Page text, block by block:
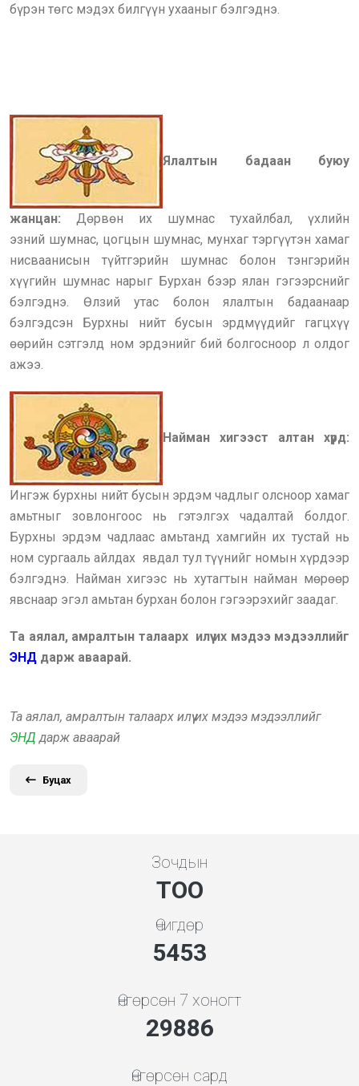
бүрэн төгс мэдэх билгүүн ухааныг бэлгэднэ.
Ялалтын бадаан буюу
жанцан: Дөрвөн их шумнас тухайлбал, үхлийн
эзний шумнас, цогцын шумнас, мунхаг тэргүүтэн хамаг
нисваанисын түйтгэрийн шумнас болон тэнгэрийн
хүүгийн шумнас нарыг Бурхан бээр ялан гэгээрснийг
бэлгэднэ. Өлзий утас болон ялалтын бадаанаар
бэлгэдсэн Бурхны нийт бусын эрдмүүдийг гагцхүү
өөрийн сэтгэлд ном эрдэнийг бий болгосноор л олдог
ажээ.
Найман хигээст алтан хүрд:
Ингэж бурхны нийт бусын эрдэм чадлыг олсноор хамаг
амьтныг зовлонгоос нь гэтэлгэх чадалтай болдог.
Бурхны эрдэм чадлаас амьтанд хамгийн их тустай нь
ном сургааль айлдах явдал тул түүнийг номын хүрдээр
бэлгэднэ. Найман хигээс нь хутагтын найман мөрөөр
явснаар эгэл амьтан бурхан болон гэгээрэхийг заадаг.
Та аялал, амралтын талаарх илүү их мэдээ мэдээллийг
ЭНД дарж аваарай.
Та аялал, амралтын талаарх илүү их мэдээ мэдээллийг
ЭНД дарж аваарай
Буцах
Зочдын
ТОО
Өчигдөр
5843
Өнгөрсөн 7 хоногт
32021
Өнгөрсөн сард